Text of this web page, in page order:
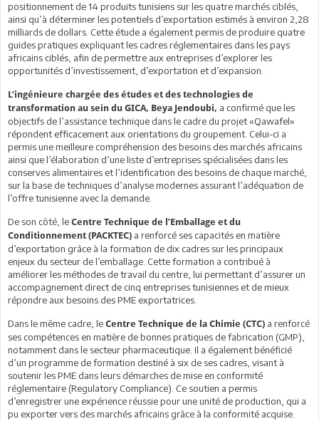
positionnement de 14 produits tunisiens sur les quatre marchés ciblés,
ainsi qu’à déterminer les potentiels d’exportation estimés à environ 2,28
milliards de dollars. Cette étude a également permis de produire quatre
guides pratiques expliquant les cadres réglementaires dans les pays
africains ciblés, afin de permettre aux entreprises d’explorer les
opportunités d’investissement, d’exportation et d’expansion.
L’ingénieure chargée des études et des technologies de
transformation au sein du GICA, Beya Jendoubi, a confirmé que les
objectifs de l’assistance technique dans le cadre du projet «Qawafel»
répondent efficacement aux orientations du groupement. Celui-ci a
permis une meilleure compréhension des besoins des marchés africains
ainsi que l’élaboration d’une liste d’entreprises spécialisées dans les
conserves alimentaires et l’identification des besoins de chaque marché,
sur la base de techniques d’analyse modernes assurant l’adéquation de
l’offre tunisienne avec la demande.
De son côté, le Centre Technique de l’Emballage et du
Conditionnement (PACKTEC) a renforcé ses capacités en matière
d’exportation grâce à la formation de dix cadres sur les principaux
enjeux du secteur de l’emballage. Cette formation a contribué à
améliorer les méthodes de travail du centre, lui permettant d’assurer un
accompagnement direct de cinq entreprises tunisiennes et de mieux
répondre aux besoins des PME exportatrices.
Dans le même cadre, le Centre Technique de la Chimie (CTC) a renforcé
ses compétences en matière de bonnes pratiques de fabrication (GMP),
notamment dans le secteur pharmaceutique. Il a également bénéficié
d’un programme de formation destiné à six de ses cadres, visant à
soutenir les PME dans leurs démarches de mise en conformité
réglementaire (Regulatory Compliance). Ce soutien a permis
d’enregistrer une expérience réussie pour une unité de production, qui a
pu exporter vers des marchés africains grâce à la conformité acquise.